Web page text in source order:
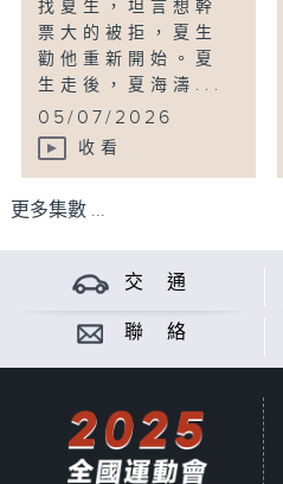
找夏生，坦言想幹
票大的被拒，夏生
勸他重新開始。夏
生走後，夏海濤...
05/07/2026
收看
更多集數 ...
交 通
聯 絡